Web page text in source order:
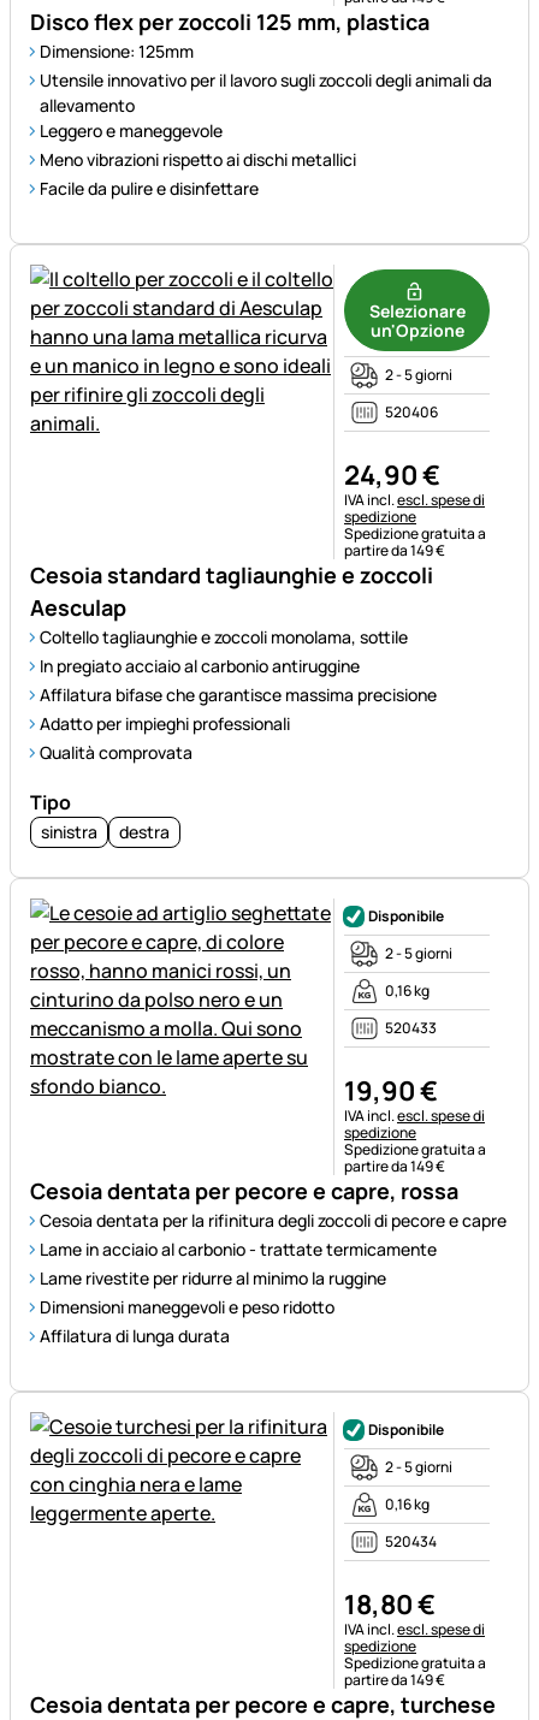
Disco flex per zoccoli 125 mm, plastica
Dimensione: 125mm
Utensile innovativo per il lavoro sugli zoccoli degli animali da
allevamento
Leggero e maneggevole
Meno vibrazioni rispetto ai dischi metallici
Facile da pulire e disinfettare
Cesoia standard tagliaunghie e zoccoli
Aesculap
Coltello tagliaunghie e zoccoli monolama, sottile
In pregiato acciaio al carbonio antiruggine
Affilatura bifase che garantisce massima precisione
Adatto per impieghi professionali
Qualità comprovata
Tipo
sinistra destra
Selezionare
un'Opzione
2 - 5 giorni
520406
24,90€
Informazioni fiscali:
IVA incl.escl. spese di
spedizione
Spedizione gratuita a
partire da 149 €
Cesoia dentata per pecore e capre, rossa
Cesoia dentata per la rifinitura degli zoccoli di pecore e capre
Lame in acciaio al carbonio - trattate termicamente
Lame rivestite per ridurre al minimo la ruggine
Dimensioni maneggevoli e peso ridotto
Affilatura di lunga durata
Disponibile
2 - 5 giorni
0,16 kg
520433
19,90€
Informazioni fiscali:
IVA incl.escl. spese di
spedizione
Spedizione gratuita a
partire da 149 €
Cesoia dentata per pecore e capre, turchese
Disponibile
2 - 5 giorni
0,16 kg
520434
18,80€
Informazioni fiscali:
IVA incl.escl. spese di
spedizione
Spedizione gratuita a
partire da 149 €